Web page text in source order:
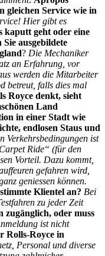
gleichen Service wie in
Hier gibt es
kaputt geht oder eine
ausgebildete
? Die Mechaniker
an Erfahrung, vor
werden die Mitarbeiter
betreut, falls dies mal
Royce denkt, sieht
Land
in einer Stadt wie
endlosen Staus und
Verkehrsbedingungen ist
Ride“ (für den
Vorteil. Dazu kommt,
gefahren wird,
geniessen können.
Klientel an? Bei
zu jeder Zeit
oder muss
ist nicht
Rolls-Royce in
Personal und diverse